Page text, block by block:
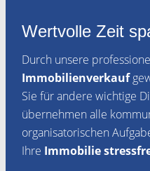
Wertvolle Zeit
Durch unsere
Immobilienverkauf
Sie für andere wichtige
übernehmen alle
organisatorischen
Ihre Immobilie